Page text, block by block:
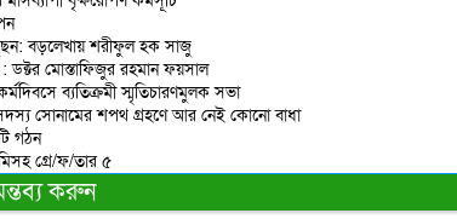
বড়লেখায় শরীফুল হক সাজু
মোস্তাফিজুর রহমান ফয়সাল
ব্যতিক্রমী স্মৃতিচারণমুলক সভা
সোনামের শপথ গ্রহণে আর নেই কোনো বাধা
গঠন
গ্রে/ফ/তার ৫
করুন